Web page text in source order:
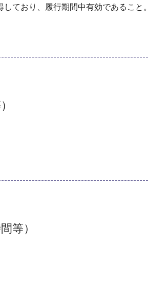
ており、履行期間中有効であること。
等）